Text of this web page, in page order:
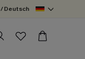
Deutsch